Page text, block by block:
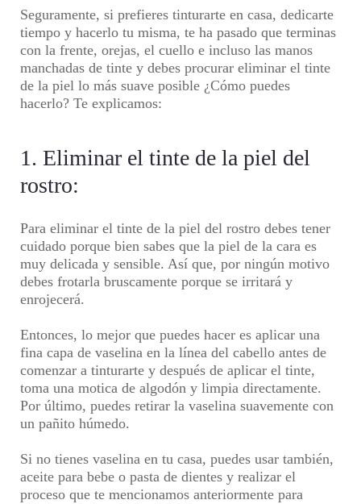
Seguramente, si prefieres tinturarte en casa, dedicarte
tiempo y hacerlo tu misma, te ha pasado que terminas
con la frente, orejas, el cuello e incluso las manos
manchadas de tinte y debes procurar eliminar el tinte
de la piel lo más suave posible ¿Cómo puedes
hacerlo? Te explicamos:
1. Eliminar el tinte de la piel del
rostro:
Para eliminar el tinte de la piel del rostro debes tener
cuidado porque bien sabes que la piel de la cara es
muy delicada y sensible. Así que, por ningún motivo
debes frotarla bruscamente porque se irritará y
enrojecerá.
Entonces, lo mejor que puedes hacer es aplicar una
fina capa de vaselina en la línea del cabello antes de
comenzar a tinturarte y después de aplicar el tinte,
toma una motica de algodón y limpia directamente.
Por último, puedes retirar la vaselina suavemente con
un pañito húmedo.
Si no tienes vaselina en tu casa, puedes usar también,
aceite para bebe o pasta de dientes y realizar el
proceso que te mencionamos anteriormente para